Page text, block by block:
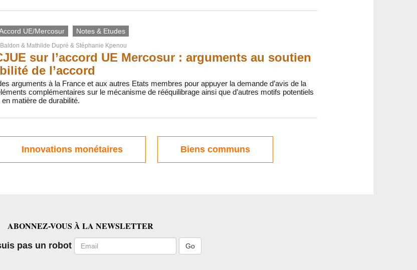
UE/Mercosur Notes & Etudes
& Mathilde Dupré & Stéphanie Kpenou
sur l’accord UE Mercosur : arguments au soutien
de l’accord
arguments à la France et aux autres Etats membres pour appuyer la demande d’avis de la
complémentaires sur le mécanisme de rééquilibrage ainsi que d’autres motifs potentiels
en matière de durabilité.
Innovations monétaires Biens communs
ABONNEZ-VOUS À LA NEWSLETTER
pas un robot Email